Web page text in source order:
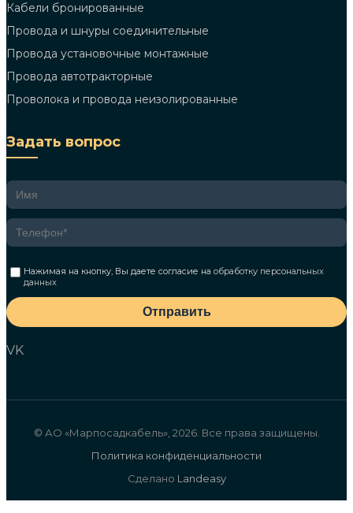
Кабели бронированные
Провода и шнуры соединительные
Провода установочные монтажные
Провода автотракторные
Проволока и провода неизолированные
Задать вопрос
Нажимая на кнопку, Вы даете согласие наобработку персональных
данных
Отправить
VK
© АО «Марпосадкабель», 2026. Все права защищены.
Политика конфиденциальности
Сделано Landeasy